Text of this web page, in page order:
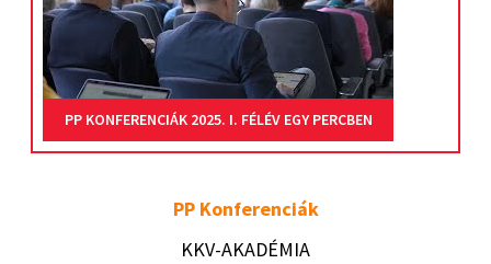
PP KONFERENCIÁK 2025. I. FÉLÉV EGY PERCBEN
PP Konferenciák
KKV-AKADÉMIA